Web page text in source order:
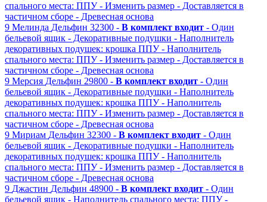
спального места: ППУ - Изменить размер - Доставляется в
частичном сборе - Древесная основа
9 Мелинда Дельфин 32300 - В комплект входит - Один
бельевой ящик - Декоративные подушки - Наполнитель
декоративных подушек: крошка ППУ - Наполнитель
спального места: ППУ - Изменить размер - Доставляется в
частичном сборе - Древесная основа
9 Мерсия Дельфин 29800 - В комплект входит - Один
бельевой ящик - Декоративные подушки - Наполнитель
декоративных подушек: крошка ППУ - Наполнитель
спального места: ППУ - Изменить размер - Доставляется в
частичном сборе - Древесная основа
9 Мириам Дельфин 32300 - В комплект входит - Один
бельевой ящик - Декоративные подушки - Наполнитель
декоративных подушек: крошка ППУ - Наполнитель
спального места: ППУ - Изменить размер - Доставляется в
частичном сборе - Древесная основа
9 Джастин Дельфин 48900 - В комплект входит - Один
бельевой ящик - Наполнитель спального места: ППУ -